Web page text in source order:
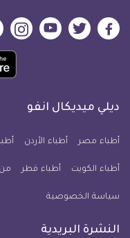
ديلي
فيسبوك
ديلي
تويتر
ديلي
ميديكال
يوتيوب
ديلي ميديكال انفو
أطباء مصر أطباء الأردن
أطباء الكويت أطباء قطر
سياسة الخصوصية
النشرة البريدية